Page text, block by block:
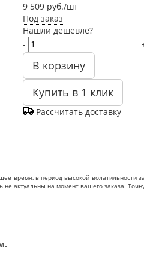
9 509 руб./шт
Под заказ
Нашли дешевле?
-
В корзину
Купить в 1 клик
Рассчитать доставку
в период высокой волатильности
актуальны на момент вашего заказа.